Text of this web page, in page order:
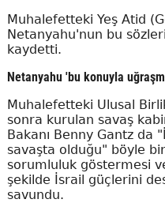
Muhalefetteki Yeş Atid
Netanyahu'nun bu
kaydetti.
Netanyahu 'bu konuyla
Muhalefetteki Ulusal
sonra kurulan savaş
Bakanı Benny Gantz da
savaşta olduğu" böyle
sorumluluk göstermesi
şekilde İsrail güçlerini
savundu.